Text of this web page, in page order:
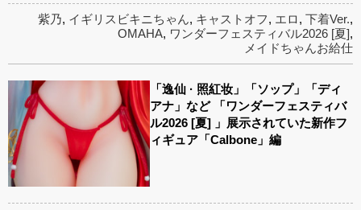
紫乃, イギリスビキニちゃん, キャストオフ, エロ, 下着Ver.,
OMAHA, ワンダーフェスティバル2026 [夏],
メイドちゃんお給仕
「逸仙 · 照紅妆」「ソップ」「ディ
アナ」など 「ワンダーフェスティバ
ル2026 [夏] 」展示されていた新作フ
ィギュア「Calbone」編